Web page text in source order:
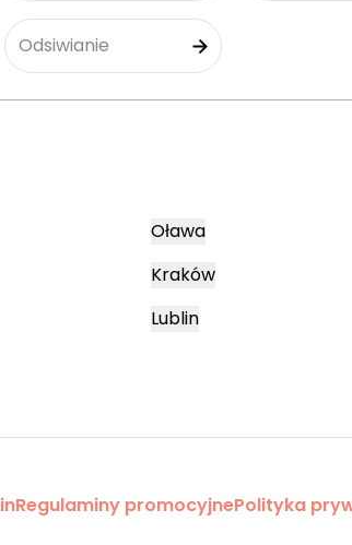
Odsiwianie
Oława
Kraków
Lublin
Regulaminy promocyjnePolityka